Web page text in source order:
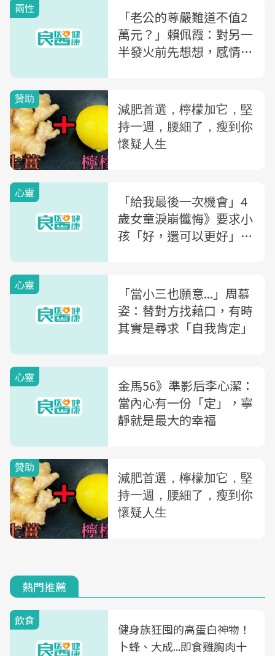
兩性
「老公的尊嚴難道不值2
萬元？」賴佩霞：對另一
半發火前先想想，感情比
心靈
「給我最後一次機會」4
歲女童淚崩懺悔》要求小
孩「好，還可以更好」，
心靈
「當小三也願意...」周慕
姿：替對方找藉口，有時
其實是尋求「自我肯定」
心靈
金馬56》準影后李心潔：
當內心有一份「定」，寧
靜就是最大的幸福
熱門推薦
飲食
健身族狂囤的高蛋白神物！
卜蜂、大成...即食雞胸肉十